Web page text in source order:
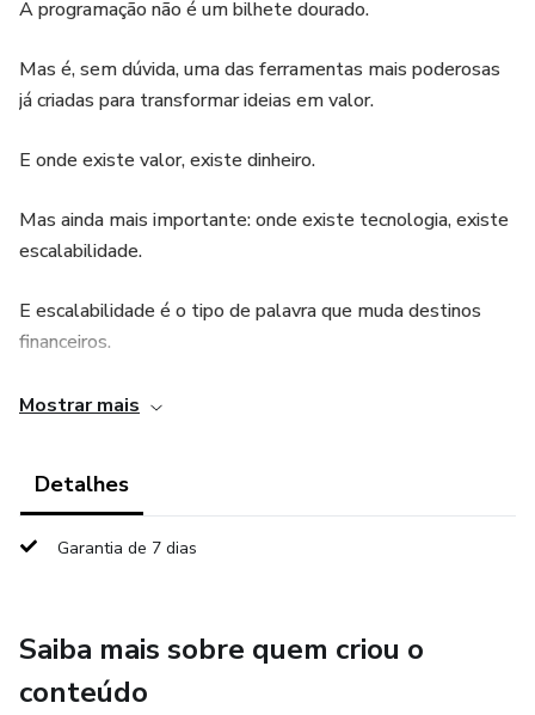
A programação não é um bilhete dourado.
Mas é, sem dúvida, uma das ferramentas mais poderosas
já criadas para transformar ideias em valor.
E onde existe valor, existe dinheiro.
Mas ainda mais importante: onde existe tecnologia, existe
escalabilidade.
E escalabilidade é o tipo de palavra que muda destinos
financeiros.
Este livro é a sua jornada dentro dessa lógica.
Mostrar mais
Detalhes
Garantia de 7 dias
Saiba mais sobre quem criou o
conteúdo